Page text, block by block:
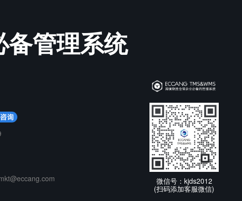
管理系统
微信号：kjds2012
(扫码添加客服微信)